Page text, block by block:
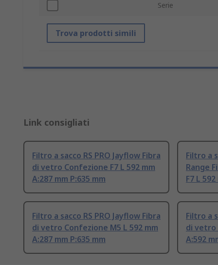
Serie
Trova prodotti simili
Link consigliati
Filtro a sacco RS PRO Jayflow Fibra
di vetro Confezione F7 L 592 mm
A:287 mm P:635 mm
Filtro a
Range
F7 L
Filtro a sacco RS PRO Jayflow Fibra
di vetro Confezione M5 L 592 mm
A:287 mm P:635 mm
Filtro a
di vetro
A:592